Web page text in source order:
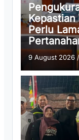
Kepastian
Perlu
9 August 2026